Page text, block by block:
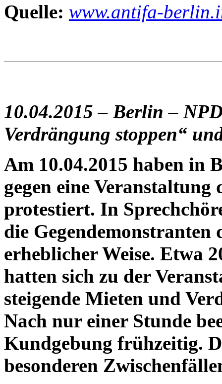
Quelle: www.antifa-
10.04.2015 – Berlin –
Verdrängung stoppen“
Am 10.04.2015 haben in
gegen eine Veranstaltung
protestiert. In
die
erheblicher Weise. Etwa
hatten sich zu der
steigende Mieten und
Nach nur einer Stunde
Kundgebung frühzeitig.
besonderen